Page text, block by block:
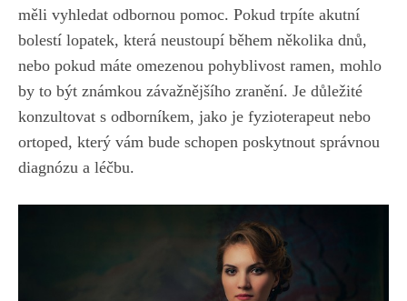
měli vyhledat odbornou pomoc. Pokud trpíte akutní
bolestí lopatek, která neustoupí během několika dnů,
nebo pokud máte omezenou pohyblivost ramen, mohlo
by to být známkou závažnějšího zranění. Je důležité
konzultovat s odborníkem, jako je fyzioterapeut nebo
ortoped, který vám bude schopen poskytnout správnou
diagnózu a léčbu.